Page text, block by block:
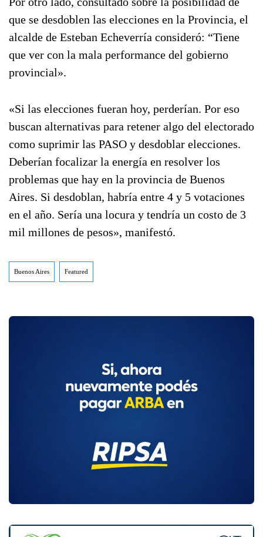
que se desdoblen las elecciones en la Provincia, el
alcalde de Esteban Echeverría consideró: “Tiene
que ver con la mala performance del gobierno
provincial».
«Si las elecciones fueran hoy, perderían. Por eso
buscan alternativas para retener algo del electorado
como suprimir las PASO y desdoblar elecciones.
Deberían focalizar la energía en resolver los
problemas que hay en la provincia de Buenos
Aires. Si desdoblan, habría entre 4 y 5 votaciones
en el año. Sería una locura y tendría un costo de 3
mil millones de pesos», manifestó.
Buenos Aires Featured